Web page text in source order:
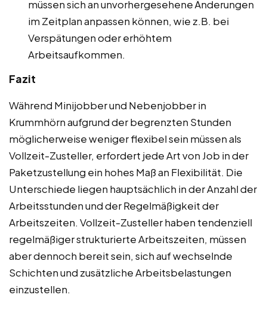
müssen sich an unvorhergesehene Änderungen
im Zeitplan anpassen können, wie z.B. bei
Verspätungen oder erhöhtem
Arbeitsaufkommen.
Fazit
Während Minijobber und Nebenjobber in
Krummhörn aufgrund der begrenzten Stunden
möglicherweise weniger flexibel sein müssen als
Vollzeit-Zusteller, erfordert jede Art von Job in der
Paketzustellung ein hohes Maß an Flexibilität. Die
Unterschiede liegen hauptsächlich in der Anzahl der
Arbeitsstunden und der Regelmäßigkeit der
Arbeitszeiten. Vollzeit-Zusteller haben tendenziell
regelmäßiger strukturierte Arbeitszeiten, müssen
aber dennoch bereit sein, sich auf wechselnde
Schichten und zusätzliche Arbeitsbelastungen
einzustellen.